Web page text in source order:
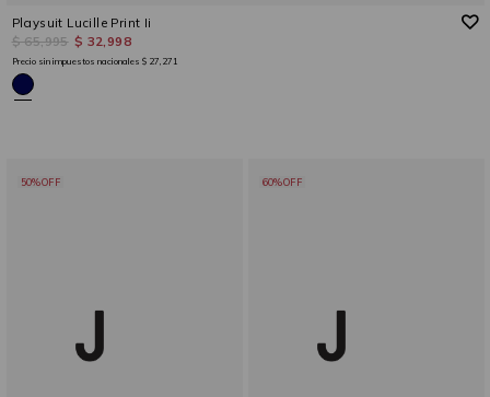
Playsuit Lucille Print Ii
$ 65,995 $ 32,998
Precio sin impuestos nacionales $ 27,271
50%OFF 60%OFF